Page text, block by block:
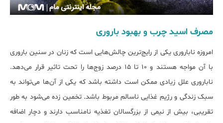
مصرف اسید چرب و بهبود باروری
امروزه ناباروری یکی از رایج‌ترین چالش‌هایی است که زنان در سنین باروری
با آن مواجه هستند و ۱۰ تا ۱۵ درصد زوج‌ها را تحت تاثیر قرار می‌دهد.
ناباروری علل زیادی ممکن است داشته باشد که یکی از آن‌ها می‌تواند به
سبک زندگی و رژیم غذایی ناسالم مربوط باشد. تخمین زده می‌شود به طور
تقریبی، بیش از نیمی از بزرگسالان تغذیه نامناسب دارند و دچار اضافه